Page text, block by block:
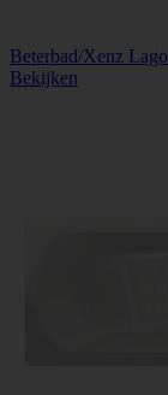
Beterbad/Xenz
Bekijken